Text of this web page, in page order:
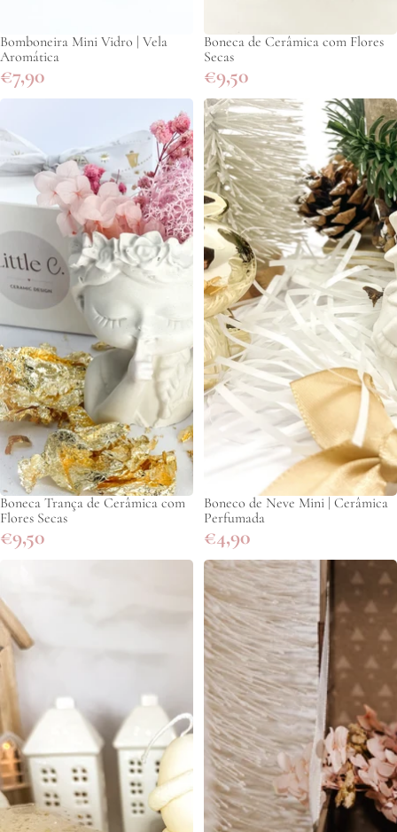
Bomboneira Mini Vidro | Vela
Aromática
€7,90
Boneca de Cerâmica com Flores
Secas
€9,50
Boneca Trança de Cerâmica com
Flores Secas
€9,50
Boneco de Neve Mini | Cerâmica
Perfumada
€4,90